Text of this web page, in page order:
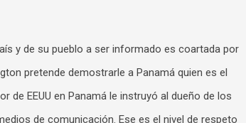
y de su pueblo a ser informado es coartada por
pretende demostrarle a Panamá quien es el
de EEUU en Panamá le instruyó al dueño de los
de comunicación. Ese es el nivel de respeto